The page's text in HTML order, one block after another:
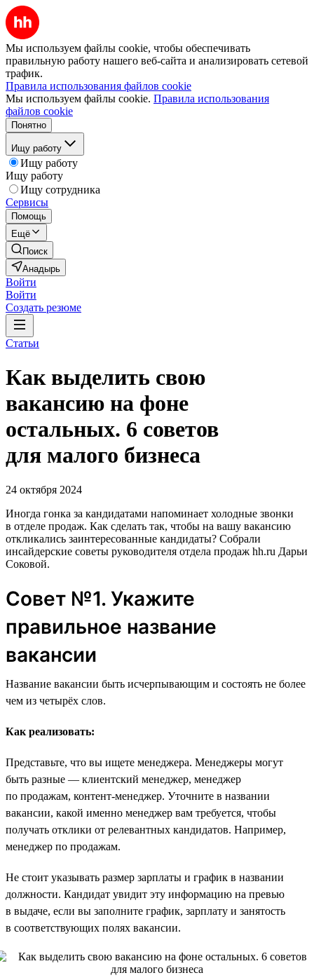
Мы используем файлы cookie, чтобы обеспечивать
правильную работу нашего веб-сайта и анализировать сетевой
трафик.
Правила использования файлов cookie
Мы используем файлы cookie. Правила использования
файлов cookie
Понятно
Ищу работу
Ищу работу
Ищу работу
Ищу сотрудника
Сервисы
Помощь
Ещё
Поиск
Анадырь
Войти
Войти
Создать резюме
Статьи
Как выделить свою
вакансию на фоне
остальных. 6 советов
для малого бизнеса
24 октября 2024
Иногда гонка за кандидатами напоминает холодные звонки
в отделе продаж. Как сделать так, чтобы на вашу вакансию
откликались заинтересованные кандидаты? Собрали
инсайдерские советы руководителя отдела продаж hh.ru Дарьи
Соковой.
Совет №1. Укажите
правильное название
вакансии
Название вакансии быть исчерпывающим и состоять не более
чем из четырёх слов.
Как реализовать:
Представьте, что вы ищете менеджера. Менеджеры могут
быть разные — клиентский менеджер, менеджер
по продажам, контент-менеджер. Уточните в названии
вакансии, какой именно менеджер вам требуется, чтобы
получать отклики от релевантных кандидатов. Например,
менеджер по продажам.
Не стоит указывать размер зарплаты и график в названии
должности. Кандидат увидит эту информацию на превью
в выдаче, если вы заполните график, зарплату и занятость
в соответствующих полях вакансии.